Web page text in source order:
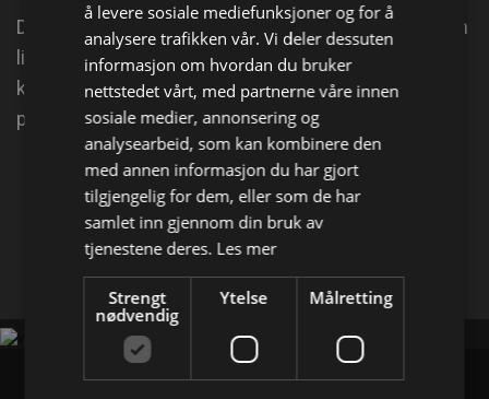
Dermed er Utsira også et mekka for fuglefolket, som
lister seg mellom busker og kratt med svære
kameralinser på jakt etter en ny art de kan krysse av
på listen.
Facebook X
å levere sosiale mediefunksjoner og for å
analysere trafikken vår. Vi deler dessuten
informasjon om hvordan du bruker
nettstedet vårt, med partnerne våre innen
sosiale medier, annonsering og
analysearbeid, som kan kombinere den
med annen informasjon du har gjort
tilgjengelig for dem, eller som de har
samlet inn gjennom din bruk av
tjenestene deres. Les mer
Strengt
nødvendig
Ytelse Målretting